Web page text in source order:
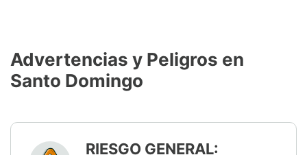
Advertencias y Peligros en
Santo Domingo
RIESGO GENERAL: